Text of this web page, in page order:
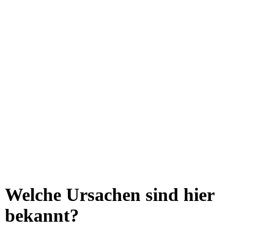
Welche Ursachen sind hier
bekannt?